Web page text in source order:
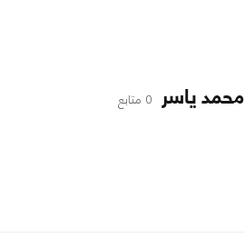
محمد ياسر 0 متابع